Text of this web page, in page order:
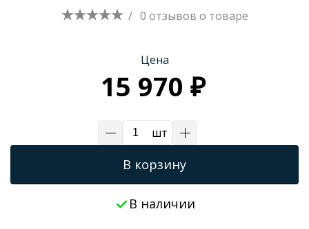
Трапы для душевых
/ 0 отзывов о товаре
Цена
15 970 ₽
шт
В корзину
В наличии